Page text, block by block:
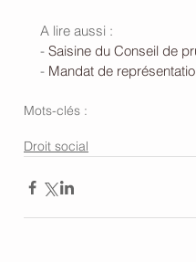
A lire aussi :
- Saisine du Conseil de
- Mandat de
Mots-clés :
Droit social